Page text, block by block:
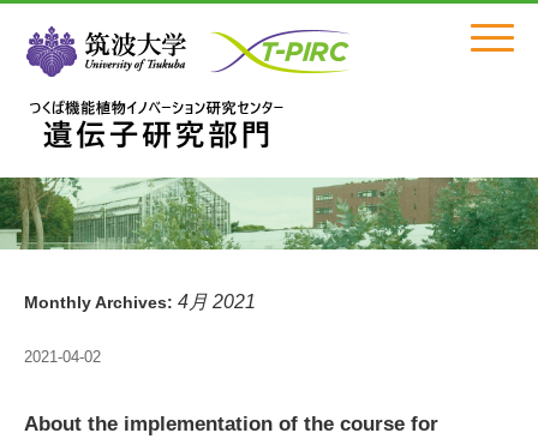
Click
Monthly Archives: 4月 2021
2021-04-02
About the implementation of the course for